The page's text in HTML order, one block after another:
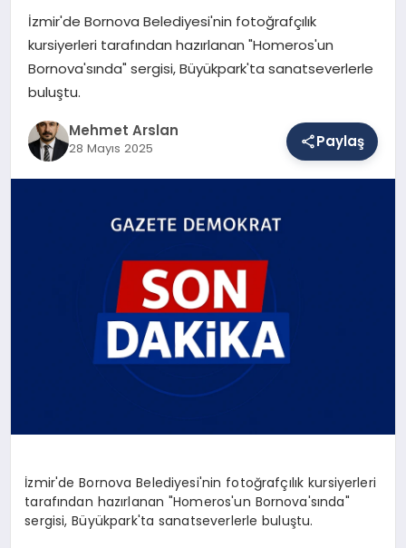
MAGAZIN
SAĞLIK
İzmir'de Bornova Belediyesi'nin fotoğrafçılık
kursiyerleri tarafından hazırlanan "Homeros'un
Bornova'sında" sergisi, Büyükpark'ta sanatseverlerle
buluştu.
Mehmet Arslan
28 Mayıs 2025 Paylaş
İzmir'de Bornova Belediyesi'nin fotoğrafçılık kursiyerleri
tarafından hazırlanan "Homeros'un Bornova'sında"
sergisi, Büyükpark'ta sanatseverlerle buluştu.